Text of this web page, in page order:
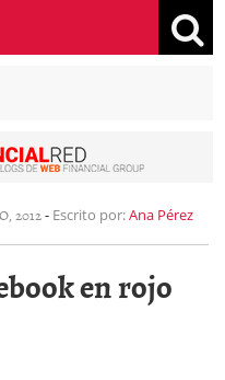
2012- Escrito por:Ana Pérez
en rojo